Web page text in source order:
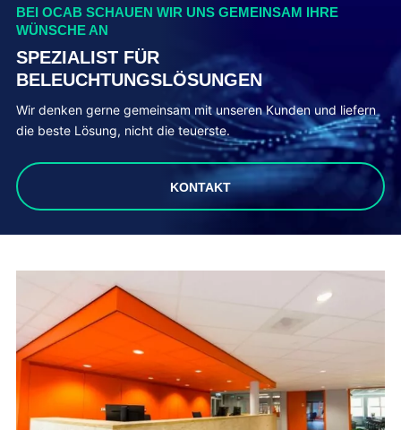
BEI OCAB SCHAUEN WIR UNS GEMEINSAM IHRE
WÜNSCHE AN
SPEZIALIST FÜR
BELEUCHTUNGSLÖSUNGEN
Wir denken gerne gemeinsam mit unseren Kunden und liefern
die beste Lösung, nicht die teuerste.
KONTAKT